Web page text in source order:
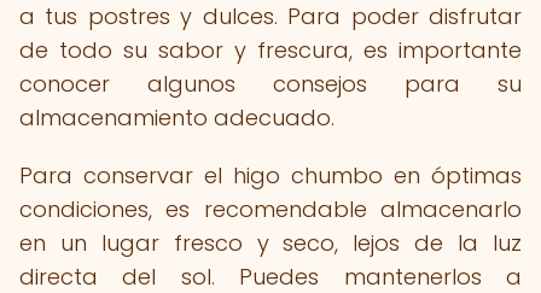
a tus postres y dulces. Para poder disfrutar
de todo su sabor y frescura, es importante
conocer algunos consejos para su
almacenamiento adecuado.
Para conservar el higo chumbo en óptimas
condiciones, es recomendable almacenarlo
en un lugar fresco y seco, lejos de la luz
directa del sol. Puedes mantenerlos a